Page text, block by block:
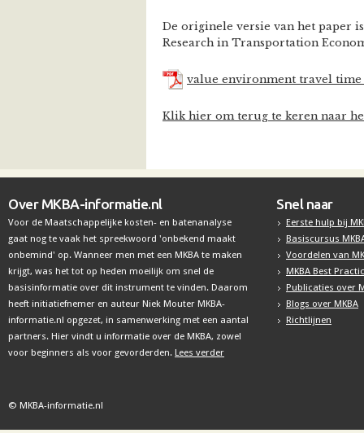
De originele versie van het paper
Research in Transportation
value environment travel time
Klik hier om terug te keren naar
Over MKBA-informatie.nl
Voor de Maatschappelijke kosten- en batenanalyse
gaat nog te vaak het spreekwoord 'onbekend maakt
onbemind' op. Wanneer men met een MKBA te maken
krijgt, was het tot op heden moeilijk om snel de
basisinformatie over dit instrument te vinden. Daarom
heeft initiatiefnemer en auteur Niek Mouter MKBA-
informatie.nl opgezet, in samenwerking met een aantal
partners. Hier vindt u informatie over de MKBA, zowel
voor beginners als voor gevorderden. Lees verder
Snel naar
Eerste hulp bij
Basiscursus
Voordelen van
MKBA Best
Publicaties over
Blogs over MKBA
Richtlijnen
© MKBA-informatie.nl